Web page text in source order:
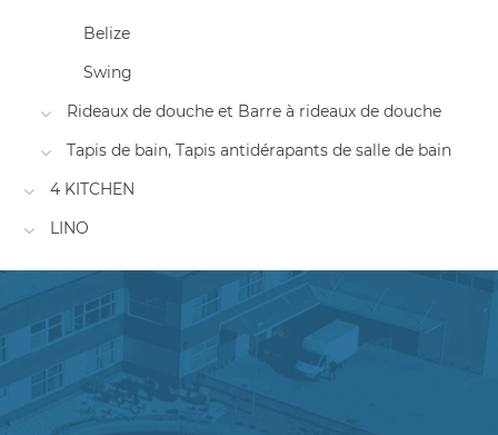
Belize
Swing
Rideaux de douche et Barre à rideaux de douche
Tapis de bain, Tapis antidérapants de salle de bain
4 KITCHEN
LINO